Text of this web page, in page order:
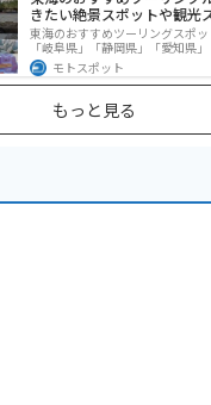
きたい絶景スポットや観光
東海のおすすめツーリングスポッ
「岐阜県」「静岡県」「愛知県
光地紹介します。自然豊かな山
し、四季折々の景色を楽しめる
す。バイクで東海にツーリングに
ださい。
モトスポット
もっと見る